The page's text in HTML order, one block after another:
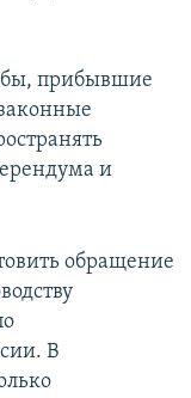
прибывшие
и
обращение
В